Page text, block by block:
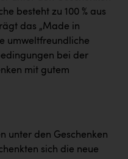
besteht zu 100 % aus
das „Made in
umweltfreundliche
bei der
mit gutem
unter den Geschenken
sich die neue